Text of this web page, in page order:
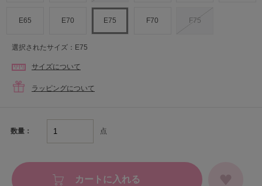
E65 E70 E75 F70 F75
選択されたサイズ：E75
サイズについて
ラッピングについて
数量： 点
カートに入れる